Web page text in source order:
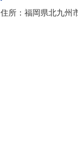
住所：福岡県北九州